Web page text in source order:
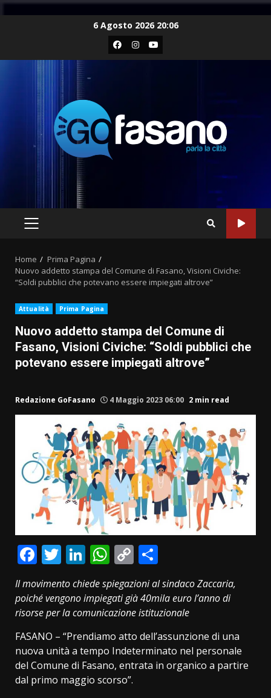
6 Agosto 2026 20:06
Facebook
Instagram
Youtube
PRIMARY
Home
Prima Pagina
Nuovo addetto stampa del Comune di Fasano, Visioni Civiche:
“Soldi pubblici che potevano essere impiegati altrove”
Attualità Prima Pagina
Nuovo addetto stampa del Comune di
Fasano, Visioni Civiche: “Soldi pubblici che
potevano essere impiegati altrove”
Redazione GoFasano 4 Maggio 2023 06:00 2 min read
Facebook
Twitter
LinkedIn
WhatsApp
Copy
Link
Il movimento chiede spiegazioni al sindaco Zaccaria,
poiché vengono impiegati già 40mila euro l’anno di
risorse per la comunicazione istituzionale
FASANO – “Prendiamo atto dell’assunzione di una
nuova unità a tempo Indeterminato nel personale
del Comune di Fasano, entrata in organico a partire
dal primo maggio scorso”.